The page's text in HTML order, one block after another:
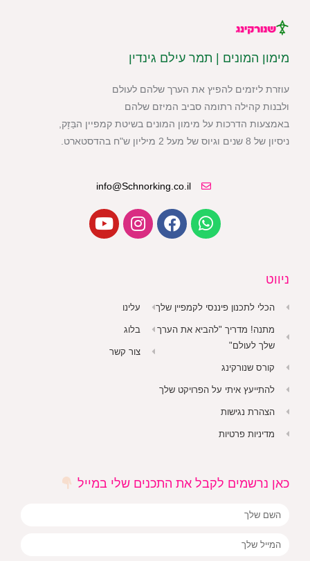
מימון המונים | תמר עילם גינדין
עוזרת ליזמים להפיץ את הערך שלהם לעולם
ולבנות קהילה רתומה סביב המיזם שלהם
באמצעות הדרכות על מימון המונים בשיטת קמפיין הבַּזָק,
ניסיון של 8 שנים וגיוס של מעל 2 מיליון ש"ח בהדסטארט.
info@Schnorking.co.il
ניווט
הכלי לתכנון פיננסי לקמפיין שלך
מתנה! מדריך "להביא את הערך
שלך לעולם"
קורס שנורקינג
להתייעץ איתי על הפרויקט שלך
הצהרת נגישות
מדיניות פרטיות
עלינו
בלוג
צור קשר
כאן נרשמים לקבל את התכנים שלי במייל